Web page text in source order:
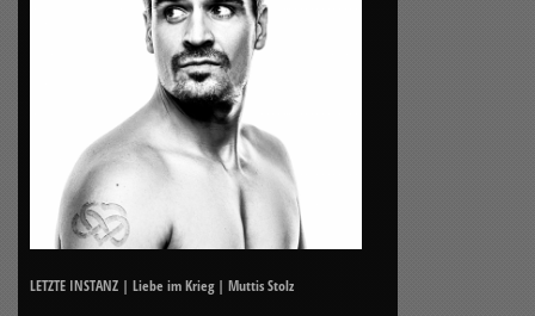
LETZTE INSTANZ | Liebe im Krieg | Muttis Stolz